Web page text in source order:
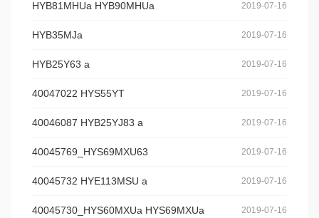
VDE认证证书 2019-07-16
HYB81MHUa HYB90MHUa
2019-07-16
HYB35MJa
2019-07-16
HYB25Y63 a
2019-07-16
40047022 HYS55YT
2019-07-16
40046087 HYB25YJ83 a
2019-07-16
40045769_HYS69MXU63
2019-07-16
40045732 HYE113MSU a
2019-07-16
40045730_HYS60MXUa HYS69MXUa